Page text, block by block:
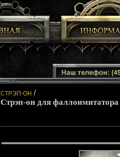
СТРЭП-ОН /
Стрэп-он для